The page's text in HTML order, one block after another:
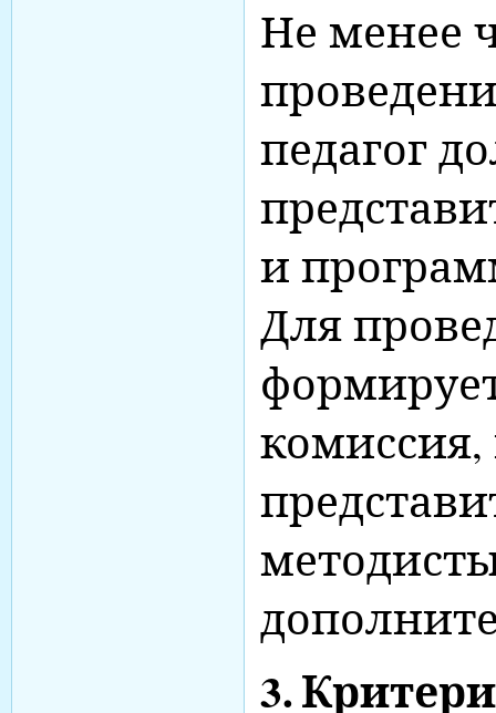
Не менее
педагог
и
Для
комиссия,
3.